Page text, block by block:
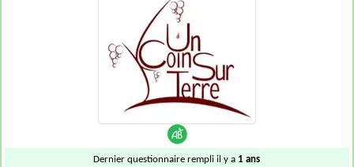
Dernier questionnaire rempli il y a 1 ans